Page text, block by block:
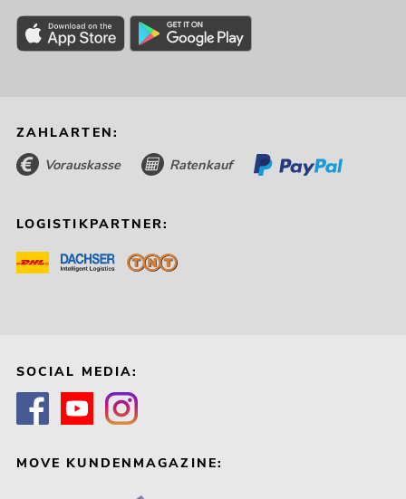
ZAHLARTEN:
Vorauskasse Ratenkauf
LOGISTIKPARTNER:
SOCIAL MEDIA:
MOVE KUNDENMAGAZINE: